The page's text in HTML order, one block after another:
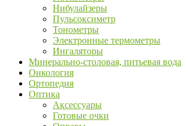
Нибулайзеры
Пульсоксиметр
Тонометры
Электронные термометры
Ингаляторы
Минерально-столовая, питьевая вода
Онкология
Ортопедия
Оптика
Аксессуары
Готовые очки